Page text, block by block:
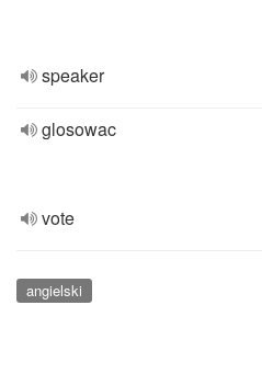
speaker
glosowac
vote
angielski